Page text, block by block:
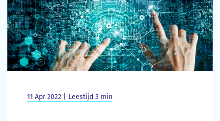
11 Apr 2022 | Leestijd 3 min